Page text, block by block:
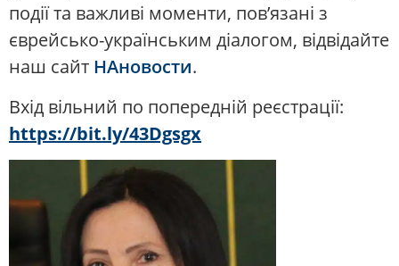
події та важливі моменти, пов’язані з
єврейсько-українським діалогом, відвідайте
наш сайт НАновости.
Вхід вільний по попередній реєстрації:
https://bit.ly/43Dgsgx